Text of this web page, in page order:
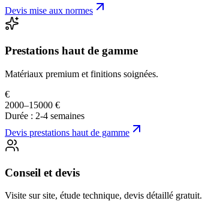
Devis mise aux normes
Prestations haut de gamme
Matériaux premium et finitions soignées.
€
2000–15000 €
Durée : 2-4 semaines
Devis prestations haut de gamme
Conseil et devis
Visite sur site, étude technique, devis détaillé gratuit.